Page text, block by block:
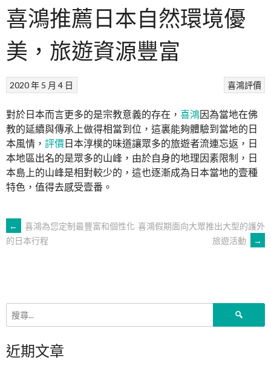
喜鴻推薦日本自然環境優
美，旅遊資源豐富
喜鴻評價
2020 年 5 月 4 日
對於日本而言更多的是宗教意義的存在， 喜鴻因為當地在佛
教的延續與傳承上做得相當到位，這裏能夠體驗到當地的日
本風情， 評價日本淳樸的味道讓眾多的旅遊者流連忘返，日
本地區出名的是眾多的山峰，由於自身的地理因素限制，日
本島上的山峰是相對較少的，這也逐漸成為日本當地的壹種
特色，值得去感受壹番。
文
導
覽
←
喜鴻為您定制最豐富和個性化
的日本行程
喜鴻假期面向大眾推出大型的護外
旅遊活動
→
近期文章